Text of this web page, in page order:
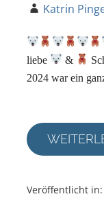
Katrin
liebe
&
2024 war ein
Veröffentlicht in: